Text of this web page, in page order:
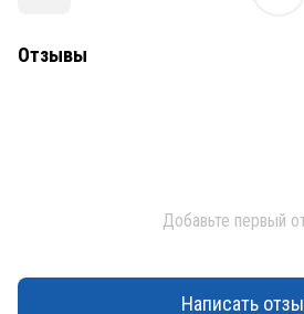
Отзывы
Добавьте первый
Написать